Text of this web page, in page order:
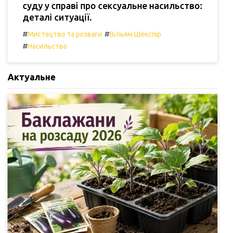
суду у справі про сексуальне насильство:
деталі ситуації.
#Мистецтво та розваги #Вільям Шекспір
#Насильство
Актуальне